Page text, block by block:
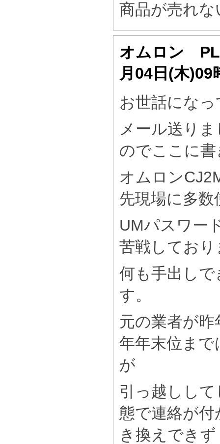
商品が売れ
オムロン
月04日(木
お世話にな
メール送り
のでここに
オムロン
先現場に多
UMパスワー
苦戦しており
何も手出し
す。
元の業者が
年年末位ま
が
引っ越しし
態で連絡が
き換えできず